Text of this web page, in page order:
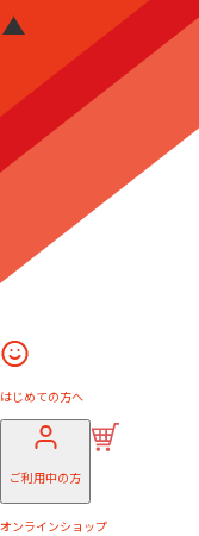
はじめての方へ
ご利用中の方
オンラインショップ